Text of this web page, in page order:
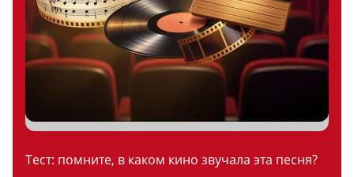
Тест: помните, в каком кино звучала эта песня?